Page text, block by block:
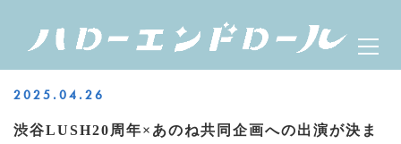
content
ハローエンドロール
OFFICIAL WEBSITEMenu
2025.04.26
渋谷LUSH20周年×あのね共同企画への出演が決ま